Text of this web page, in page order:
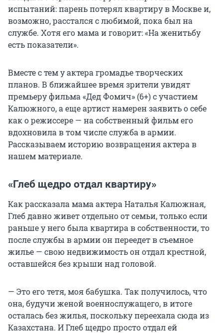
испытаний: парень потерял квартиру в Москве и,
возможно, расстался с любимой, пока был на
службе. Хотя его мама и говорит: «На женитьбу
есть показатели».
Вместе с тем у актера громадье творческих
планов. В ближайшее время зрители увидят
премьеру фильма «Дед Фомич» (6+) с участием
Калюжного, а еще артист намерен заявить о себе
как о режиссере — на собственный фильм его
вдохновила в том числе служба в армии.
Рассказываем историю возвращения актера в
нашем материале.
«Глеб щедро отдал квартиру»
Как рассказала мама актера Наталья Калюжная,
Глеб давно живет отдельно от семьи, только если
раньше у него была квартира в собственности, то
после службы в армии он переедет в съемное
жилье — свою недвижимость он отдал крестной,
оставшейся без крыши над головой.
— Это его тетя, моя бабушка. Так получилось, что
она, будучи женой военнослужащего, в итоге
осталась без жилья, поскольку переехала сюда из
Казахстана. И Глеб щедро просто отдал ей